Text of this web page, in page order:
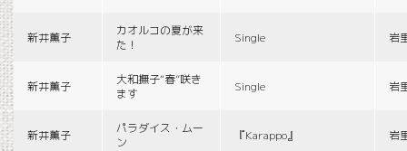
新井薫子
カオルコの夏が来
た！
Single 岩
新井薫子
大和撫子“春”咲き
ます
Single 岩
新井薫子
パラダイス・ムー
ン
『Karappo』 岩